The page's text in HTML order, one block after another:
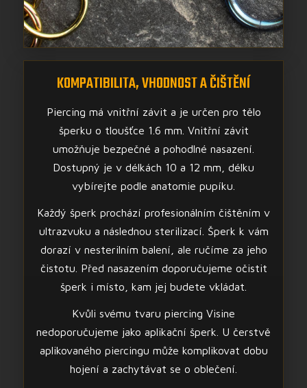
KOMPATIBILITA, VHODNOST A ČIŠTĚNÍ
Piercing má vnitřní závit a je určen pro tělo
šperku o tloušťce 1.6 mm. Vnitřní závit
umožňuje bezpečné a pohodlné nasazení.
Dostupný je v délkách 10 a 12 mm, délku
vybírejte podle anatomie pupíku.
Každý šperk prochází profesionálním čištěním v
ultrazvuku a následnou sterilizací. Šperk k vám
dorazí v nesterilním balení, ale ručíme za jeho
čistotu. Před nasazením doporučujeme očistit
šperk i místo, kam jej budete vkládat.
Kvůli svému tvaru piercing Visine
nedoporučujeme jako aplikační šperk. U čerstvě
aplikovaného piercingu může komplikovat dobu
hojení a zachytávat se o oblečení.